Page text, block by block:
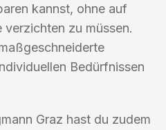
kannst, ohne auf
zu müssen.
Bedürfnissen
Graz hast du zudem